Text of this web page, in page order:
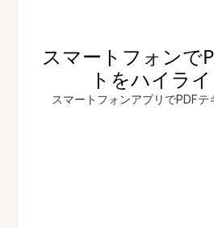
スマートフォンで
トをハイラ
スマートフォンアプリでPDFテ